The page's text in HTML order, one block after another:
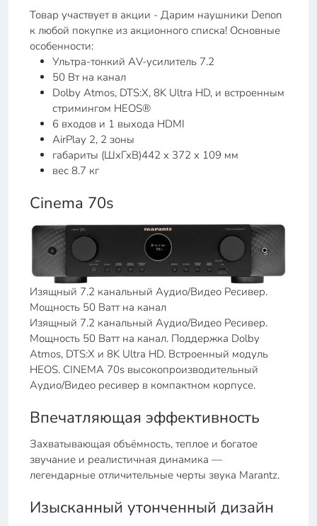
Товар участвует в акции - Дарим наушники Denon
к любой покупке из акционного списка! Основные
особенности:
Ультра-тонкий АV-усилитель 7.2
50 Вт на канал
Dolby Atmos, DTS:X, 8K Ultra HD, и встроенным
стримингом HEOS®
6 входов и 1 выхода HDMI
AirPlay 2, 2 зоны
габариты (ШхГхВ)442 x 372 x 109 мм
вес 8.7 кг
Cinema 70s
Изящный 7.2 канальный Аудио/Видео Ресивер.
Мощность 50 Ватт на канал
Изящный 7.2 канальный Аудио/Видео Ресивер.
Мощность 50 Ватт на канал. Поддержка Dolby
Atmos, DTS:X и 8K Ultra HD. Встроенный модуль
HEOS. CINEMA 70s высокопроизводительный
Аудио/Видео ресивер в компактном корпусе.
Впечатляющая эффективность
Захватывающая объёмность, теплое и богатое
звучание и реалистичная динамика —
легендарные отличительные черты звука Marantz.
Изысканный утонченный дизайн